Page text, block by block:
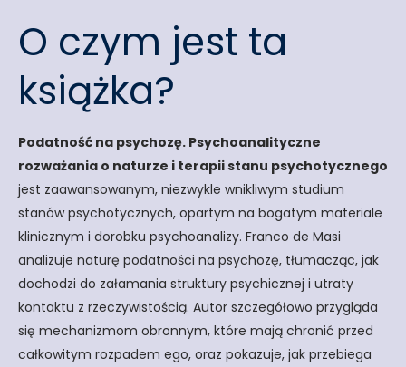
O czym jest ta
książka?
Podatność na psychozę. Psychoanalityczne
rozważania o naturze i terapii stanu psychotycznego
jest zaawansowanym, niezwykle wnikliwym studium
stanów psychotycznych, opartym na bogatym materiale
klinicznym i dorobku psychoanalizy. Franco de Masi
analizuje naturę podatności na psychozę, tłumacząc, jak
dochodzi do załamania struktury psychicznej i utraty
kontaktu z rzeczywistością. Autor szczegółowo przygląda
się mechanizmom obronnym, które mają chronić przed
całkowitym rozpadem ego, oraz pokazuje, jak przebiega